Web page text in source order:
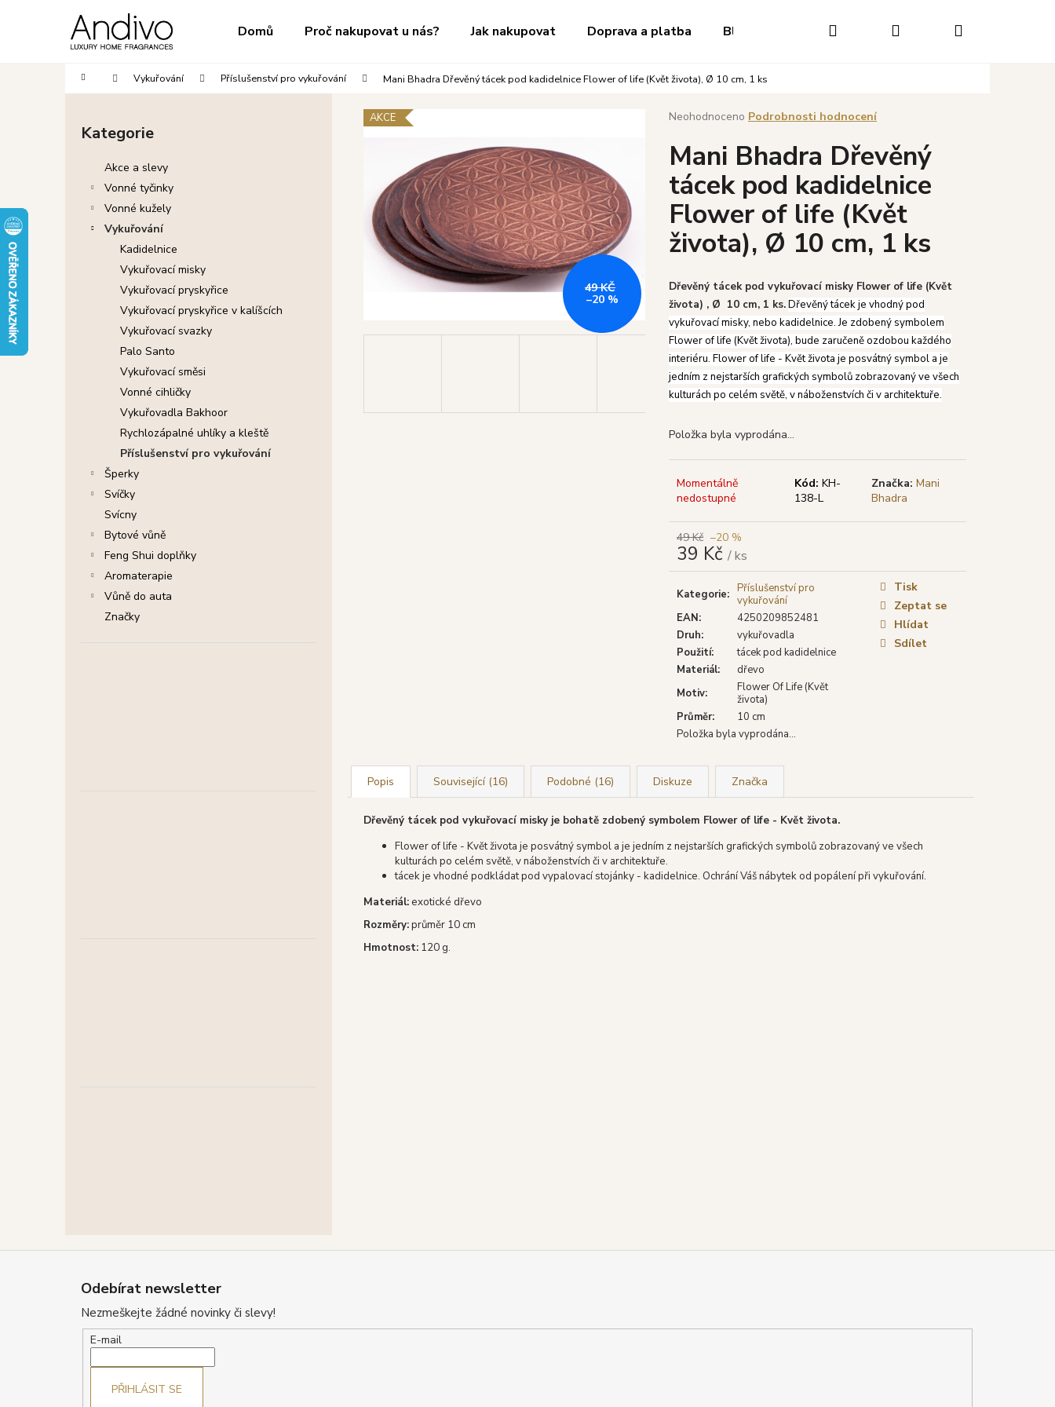
Domů Proč nakupovat u nás? Jak nakupovat Doprava a platba Blog Hodnocení obchodu Napište nám
Hledat PřihlášeníNákupní
Domů Vykuřování Příslušenství pro vykuřování Mani Bhadra Dřevěný tácek pod kadidelnice Flower of life (Květ života), Ø 10 cm, 1 ks
Přeskočit
kategorie
Kategorie
Akce a slevy
Vonné tyčinky
Vonné kužely
Vykuřování
Kadidelnice
Vykuřovací misky
Vykuřovací pryskyřice
Vykuřovací pryskyřice v kalíšcích
Vykuřovací svazky
Palo Santo
Vykuřovací směsi
Vonné cihličky
Vykuřovadla Bakhoor
Rychlozápalné uhlíky a kleště
Příslušenství pro vykuřování
Šperky
Svíčky
Svícny
Bytové vůně
Feng Shui doplňky
Aromaterapie
Vůně do auta
Značky
Průměrné
produktu
je
0,0
z
5
hvězdiček.
Neohodnoceno Podrobnosti hodnocení
Mani Bhadra Dřevěný
tácek pod kadidelnice
Flower of life (Květ
života), Ø 10 cm, 1 ks
Dřevěný tácek pod vykuřovací misky Flower of life (Květ
života) , Ø 10 cm, 1 ks.Dřevěný tácek je vhodný pod
vykuřovací misky, nebo kadidelnice. Je zdobený symbolem
Flower of life (Květ života), bude zaručeně ozdobou každého
interiéru. Flower of life - Květ života je posvátný symbol a je
jedním z nejstarších grafických symbolů zobrazovaný ve všech
kulturách po celém světě, v náboženstvích či v architektuře.
Položka byla vyprodána…
Momentálně
nedostupné
Kód: KH-
138-L
Značka:Mani
Bhadra
49 Kč –20 %
39 Kč / ks
Měrná
Kategorie: Příslušenství pro
vykuřování
EAN:
4250209852481
Druh:
vykuřovadla
Použití:
tácek pod kadidelnice
Materiál:
dřevo
Motiv:
Flower Of Life (Květ
života)
Průměr:
10 cm
Položka byla vyprodána…
Tisk
Zeptat se
Hlídat
Sdílet
AKCE
49 KČ
–20 %
Popis Související (16) Podobné (16) Diskuze Značka
Dřevěný tácek pod vykuřovací misky je bohatě zdobený symbolem Flower of life - Květ života.
Flower of life - Květ života je posvátný symbol a je jedním z nejstarších grafických symbolů zobrazovaný ve všech
kulturách po celém světě, v náboženstvích či v architektuře.
tácek je vhodné podkládat pod vypalovací stojánky - kadidelnice. Ochrání Váš nábytek od popálení při vykuřování.
Materiál: exotické dřevo
Rozměry:průměr 10 cm
Hmotnost: 120 g.
Zpět
do
obchodu
Zpět
do
obchodu
Co potřebujete najít?
HLEDAT
Doporučujeme
Následující
SHRINIVAS SATYA VONNÉ TYČINKY
NAG CHAMPA, 15 G
SHRINIVAS SATYA VONNÉ TYČINKY
WHITE SAGE (BÍLÁ ŠALVĚJ), 15 G
39 Kč
Odebírat newsletter
Nezmeškejte žádné novinky či slevy!
E-mail
PŘIHLÁSIT SE